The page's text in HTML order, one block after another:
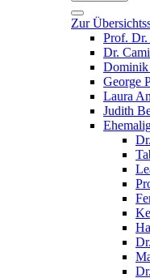
Zur
Prof. Dr.
Dr.
Dominik
George
Laura
Judith